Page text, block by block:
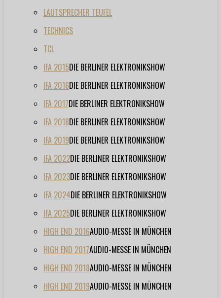
LAUTSPRECHER TEUFEL
TECHNICS
TCL
IFA 2015DIE BERLINER ELEKTRONIKSHOW
IFA 2016DIE BERLINER ELEKTRONIKSHOW
IFA 2017DIE BERLINER ELEKTRONIKSHOW
IFA 2018DIE BERLINER ELEKTRONIKSHOW
IFA 2019DIE BERLINER ELEKTRONIKSHOW
IFA 2022DIE BERLINER ELEKTRONIKSHOW
IFA 2023DIE BERLINER ELEKTRONIKSHOW
IFA 2024DIE BERLINER ELEKTRONIKSHOW
IFA 2025DIE BERLINER ELEKTRONIKSHOW
HIGH END 2016AUDIO-MESSE IN MÜNCHEN
HIGH END 2017AUDIO-MESSE IN MÜNCHEN
HIGH END 2018AUDIO-MESSE IN MÜNCHEN
HIGH END 2019AUDIO-MESSE IN MÜNCHEN